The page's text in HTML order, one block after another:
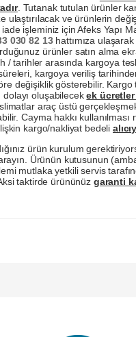
. Tutanak tutulan ürünler
ulaştırılacak ve ürünlerin
işleminiz için Afeks Yapı
030 82 13hattımıza
ürünler satın alma
/ tarihler arasında kargoya
kargoya veriliş
değişiklik gösterebilir. Kargo
dolayı oluşabilecekek ücretler
araç üstü
Cayma hakkı kullanılması
kargo/nakliyat bedeli
ürün kurulum
Ürünün kutusunun
mutlaka yetkili servis
taktirde ürününüz garanti